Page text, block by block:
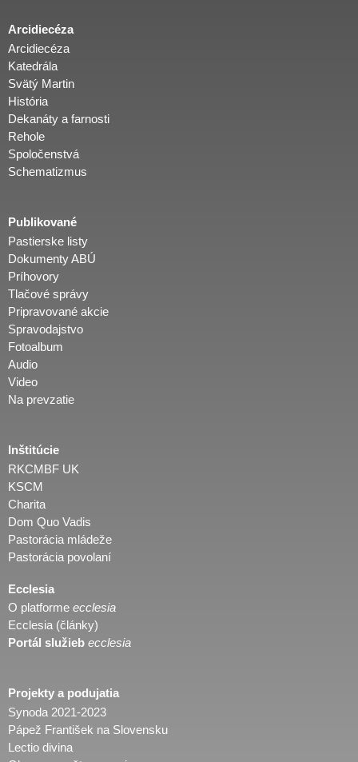
Arcidiecéza
Arcidiecéza
Katedrála
Svätý Martin
História
Dekanáty a farnosti
Rehole
Spoločenstvá
Schematizmus
Publikované
Pastierske listy
Dokumenty ABÚ
Príhovory
Tlačové správy
Pripravované akcie
Spravodajstvo
Fotoalbum
Audio
Video
Na prevzatie
Inštitúcie
RKCMBF UK
KSCM
Charita
Dom Quo Vadis
Pastorácia mládeže
Pastorácia povolaní
Ecclesia
O platforme ecclesia
Ecclesia (články)
Portál služieb ecclesia
Projekty a podujatia
Synoda 2021-2023
Pápež František na Slovensku
Lectio divina